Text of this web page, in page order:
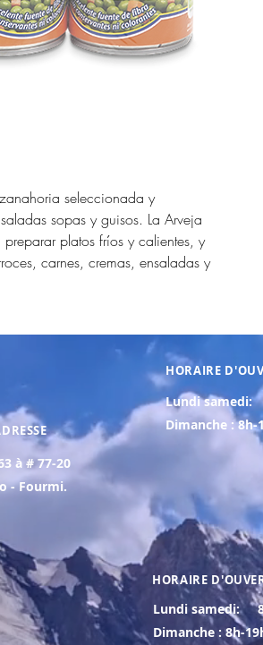
seleccionada y
sopas y guisos. La Arveja
platos fríos y calientes, y
carnes, cremas, ensaladas y
à # 77-20
- Fourmi.
HORAIRE
Lundi samedi:
Dimanche : 8h-
HORAIRE
Lundi samedi:
Dimanche : 8h-